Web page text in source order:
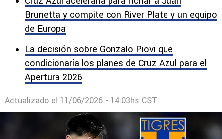
últimas horas como posible refuerzo de La
Máquina.
Cruz Azul aceleraría para fichar a Juan
Brunetta y compite con River Plate y un equipo
de Europa
La decisión sobre Gonzalo Piovi que
condicionaría los planes de Cruz Azul para el
Apertura 2026